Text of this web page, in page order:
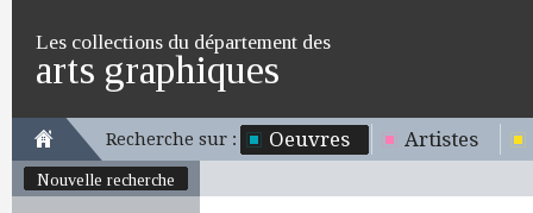
Les collections du département des
arts graphiques
Recherche sur : Oeuvres Artistes
Nouvelle recherche